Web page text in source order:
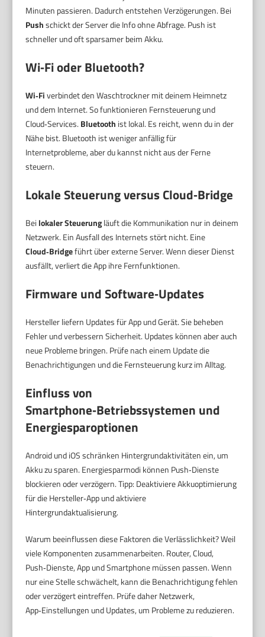
Minuten passieren. Dadurch entstehen Verzögerungen. Bei
Pushschickt der Server die Info ohne Abfrage. Push ist
schneller und oft sparsamer beim Akku.
Wi‑Fi oder Bluetooth?
Wi‑Fiverbindet den Waschtrockner mit deinem Heimnetz
und dem Internet. So funktionieren Fernsteuerung und
Cloud‑Services. Bluetooth ist lokal. Es reicht, wenn du in der
Nähe bist. Bluetooth ist weniger anfällig für
Internetprobleme, aber du kannst nicht aus der Ferne
steuern.
Lokale Steuerung versus Cloud‑Bridge
Bei lokaler Steuerungläuft die Kommunikation nur in deinem
Netzwerk. Ein Ausfall des Internets stört nicht. Eine
Cloud‑Bridgeführt über externe Server. Wenn dieser Dienst
ausfällt, verliert die App ihre Fernfunktionen.
Firmware und Software‑Updates
Hersteller liefern Updates für App und Gerät. Sie beheben
Fehler und verbessern Sicherheit. Updates können aber auch
neue Probleme bringen. Prüfe nach einem Update die
Benachrichtigungen und die Fernsteuerung kurz im Alltag.
Einfluss von
Smartphone‑Betriebssystemen und
Energiesparoptionen
Android und iOS schränken Hintergrundaktivitäten ein, um
Akku zu sparen. Energiesparmodi können Push‑Dienste
blockieren oder verzögern. Tipp: Deaktiviere Akkuoptimierung
für die Hersteller‑App und aktiviere
Hintergrundaktualisierung.
Warum beeinflussen diese Faktoren die Verlässlichkeit? Weil
viele Komponenten zusammenarbeiten. Router, Cloud,
Push‑Dienste, App und Smartphone müssen passen. Wenn
nur eine Stelle schwächelt, kann die Benachrichtigung fehlen
oder verzögert eintreffen. Prüfe daher Netzwerk,
App‑Einstellungen und Updates, um Probleme zu reduzieren.